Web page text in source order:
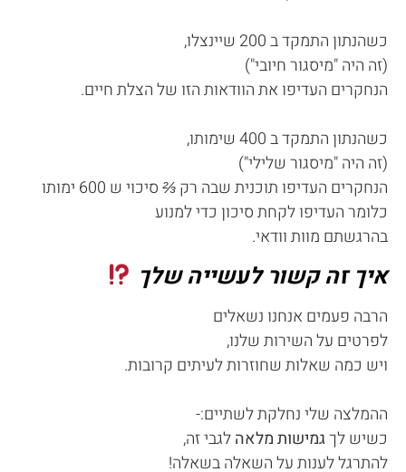
כשהנתון התמקד ב 200 שיינצלו,
(זה היה "מיסגור חיובי")
הנחקרים העדיפו את הוודאות הזו של הצלת חיים.
כשהנתון התמקד ב 400 שימותו,
(זה היה "מיסגור שלילי")
הנחקרים העדיפו תוכנית שבה רק⅔סיכוי ש 600 ימותו
כלומר העדיפו לקחת סיכון כדי למנוע
בהרגשתם מוות וודאי.
איך זה קשור לעשייה שלך
הרבה פעמים אנחנו נשאלים
לפרטים על השירות שלנו,
ויש כמה שאלות שחוזרות לעיתים קרובות.
ההמלצה שלי נחלקת לשתיים:-
כשיש לךגמישות מלאהלגבי זה,
להתרגל לענות על השאלה בשאלה!